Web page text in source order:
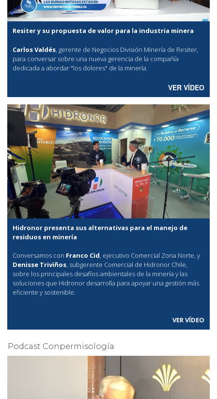
Resiter y su propuesta de valor para la industria minera
Carlos Valdés, gerente de Negocios División Minería de Resiter,
para conversar sobre una nueva gerencia de la compañía
dedicada a abordar "los dolores" de la minería.
VER VÍDEO
Hidronor presenta sus alternativas para el manejo de
residuos en minería
Conversamos con Franco Cid, ejecutivo Comercial Zona Norte, y
Denisse Triviños, subgerente Comercial de Hidronor Chile,
sobre los principales desafíos ambientales de la minería y las
soluciones que Hidronor desarrolla para apoyar una gestión más
eficiente y sostenible.
VER VÍDEO
Podcast Conpermisología